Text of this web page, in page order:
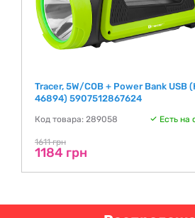
Tracer, 5W/COB + Power Bank USB
46894) 5907512867624
Код товара: 289058 Есть на
1611 грн
1184 грн